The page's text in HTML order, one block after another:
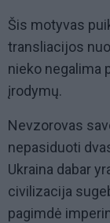
Šis motyvas
transliacijos
nieko negalima
įrodymų.
Nevzorovas
nepasiduoti
Ukraina dabar
civilizacija
pagimdė